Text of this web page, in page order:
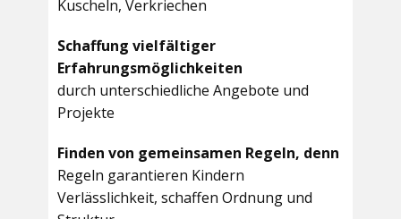
Kuscheln, Verkriechen
Schaffung vielfältiger
Erfahrungsmöglichkeiten
durch unterschiedliche Angebote und
Projekte
Finden von gemeinsamen Regeln, denn
Regeln garantieren Kindern
Verlässlichkeit, schaffen Ordnung und